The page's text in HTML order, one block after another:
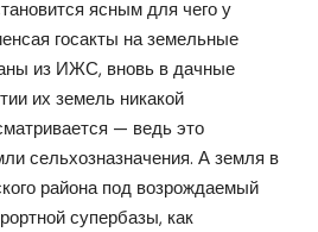
ясным для чего у
госакты на земельные
из ИЖС, вновь в дачные
их земель никакой
— ведь это
сельхозназначения. А земля в
района под возрождаемый
супербазы, как